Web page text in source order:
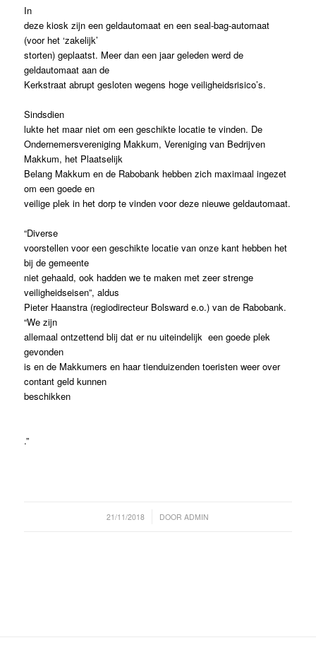
In
deze kiosk zijn een geldautomaat en een seal-bag-automaat
(voor het ‘zakelijk’
storten) geplaatst. Meer dan een jaar geleden werd de
geldautomaat aan de
Kerkstraat abrupt gesloten wegens hoge veiligheidsrisico’s.
Sindsdien
lukte het maar niet om een geschikte locatie te vinden. De
Ondernemersvereniging Makkum, Vereniging van Bedrijven
Makkum, het Plaatselijk
Belang Makkum en de Rabobank hebben zich maximaal ingezet
om een goede en
veilige plek in het dorp te vinden voor deze nieuwe geldautomaat.
“Diverse
voorstellen voor een geschikte locatie van onze kant hebben het
bij de gemeente
niet gehaald, ook hadden we te maken met zeer strenge
veiligheidseisen”, aldus
Pieter Haanstra (regiodirecteur Bolsward e.o.) van de Rabobank.
“We zijn
allemaal ontzettend blij dat er nu uiteindelijk een goede plek
gevonden
is en de Makkumers en haar tienduizenden toeristen weer over
contant geld kunnen
beschikken
.”
21/11/2018
/ DOORADMIN